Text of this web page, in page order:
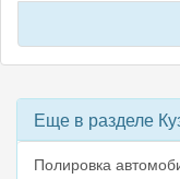
Еще в разделе
Полировка